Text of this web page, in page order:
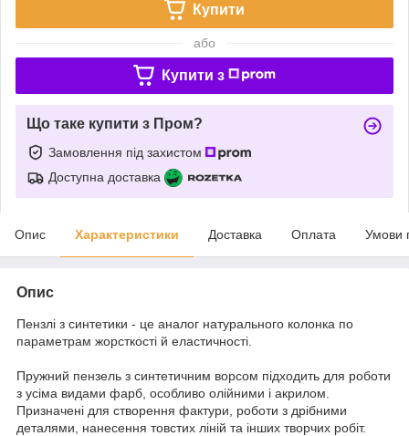
Купити
або
Купити з
Що таке купити з Пром?
Замовлення під захистом
Доступна доставка
Опис Характеристики Доставка Оплата Умови
Опис
Пензлі з синтетики - це аналог натурального колонка по
параметрам жорсткості й еластичності.
Пружний пензель з синтетичним ворсом підходить для роботи
з усіма видами фарб, особливо олійними і акрилом.
Призначені для створення фактури, роботи з дрібними
деталями, нанесення товстих ліній та інших творчих робіт.